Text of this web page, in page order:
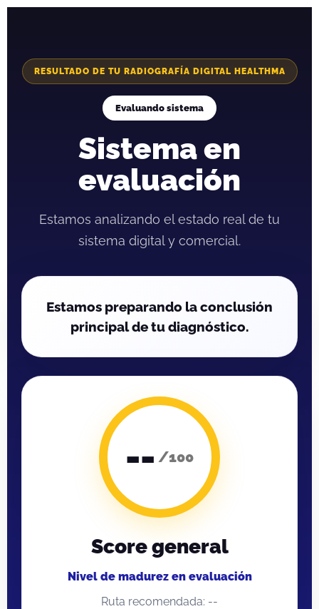
RESULTADO DE TU RADIOGRAFÍA DIGITAL HEALTHMA
Evaluando sistema
Sistema en
evaluación
Estamos analizando el estado real de tu
sistema digital y comercial.
Estamos preparando la conclusión
principal de tu diagnóstico.
-- /100
Score general
Nivel de madurez en evaluación
Ruta recomendada: --